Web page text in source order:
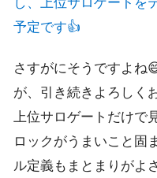
し、上位サロゲートを
予定です👍
さすがにそうですよね
が、引き続きよろしく
上位サロゲートだけで
ロックがうまいこと固
ル定義もまとまりがよ